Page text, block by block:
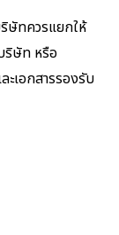
ษัทควรแยกให้
ริษัท หรือ
ะเอกสารรองรับ